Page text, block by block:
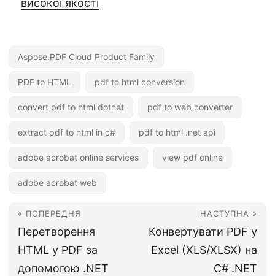
високої якості
Aspose.PDF Cloud Product Family
PDF to HTML pdf to html conversion
convert pdf to html dotnet pdf to web converter
extract pdf to html in c# pdf to html .net api
adobe acrobat online services view pdf online
adobe acrobat web
« ПОПЕРЕДНЯ
Перетворення
HTML у PDF за
допомогою .NET
НАСТУПНА »
Конвертувати PDF у
Excel (XLS/XLSX) на
C# .NET